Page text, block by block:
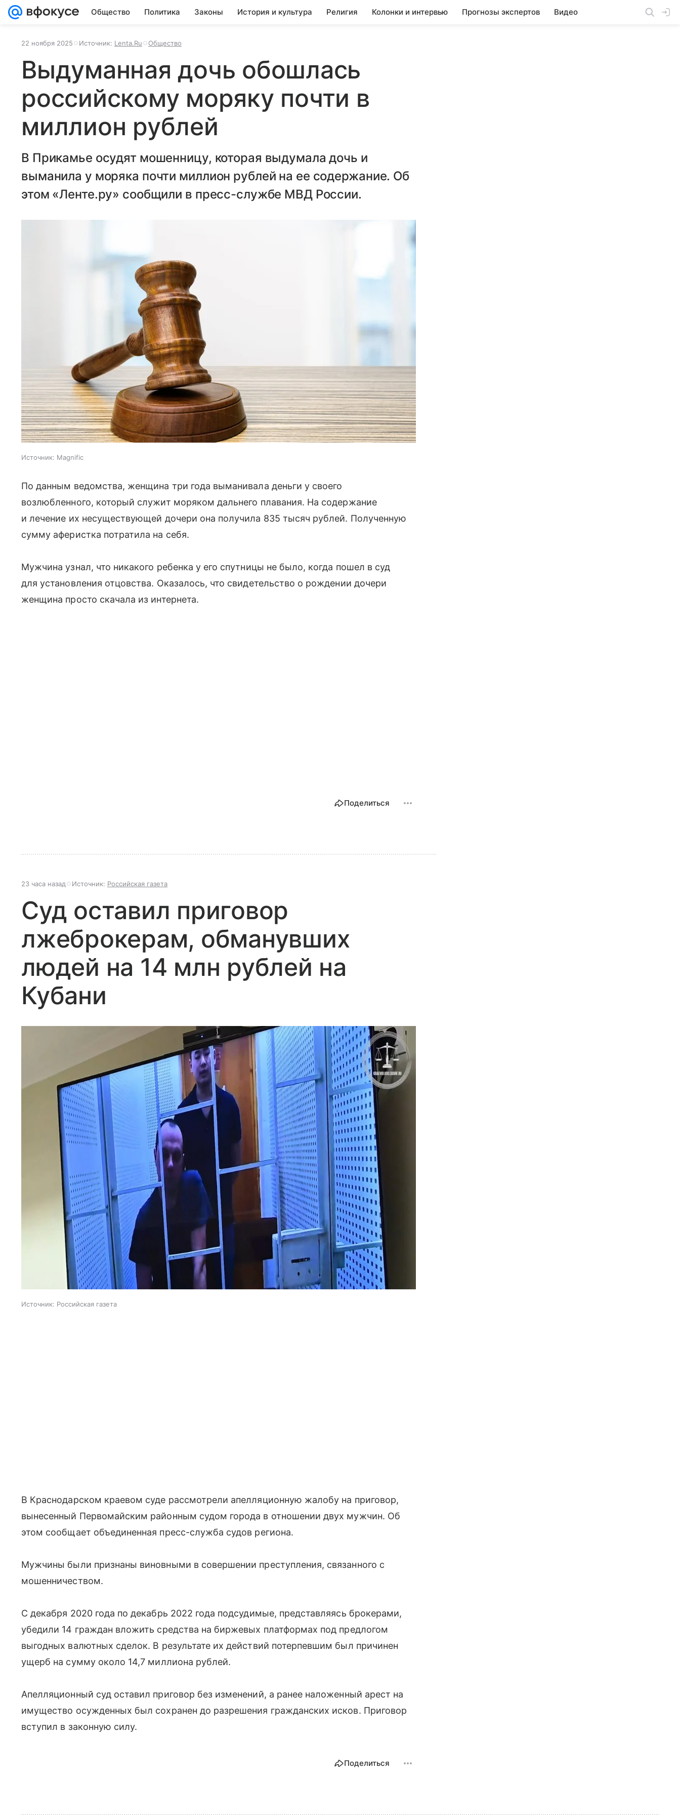
Общество Политика Законы История и культура Религия Колонки и интервью Прогнозы экспертов Видео
22 ноября 2025 Источник: Lenta.Ru Общество
Выдуманная дочь обошлась
российскому моряку почти в
миллион рублей
В Прикамье осудят мошенницу, которая выдумала дочь и
выманила у моряка почти миллион рублей на ее содержание. Об
этом «Ленте.ру» сообщили в пресс-службе МВД России.
Источник: Magnific
По данным ведомства, женщина три года выманивала деньги у своего
возлюбленного, который служит моряком дальнего плавания. На содержание
и лечение их несуществующей дочери она получила 835 тысяч рублей. Полученную
сумму аферистка потратила на себя.
Мужчина узнал, что никакого ребенка у его спутницы не было, когда пошел в суд
для установления отцовства. Оказалось, что свидетельство о рождении дочери
женщина просто скачала из интернета.
Поделиться
23 часа назад Источник: Российская газета
Суд оставил приговор
лжеброкерам, обманувших
людей на 14 млн рублей на
Кубани
Источник: Российская газета
В Краснодарском краевом суде рассмотрели апелляционную жалобу на приговор,
вынесенный Первомайским районным судом города в отношении двух мужчин. Об
этом сообщает объединенная пресс-служба судов региона.
Мужчины были признаны виновными в совершении преступления, связанного с
мошенничеством.
С декабря 2020 года по декабрь 2022 года подсудимые, представляясь брокерами,
убедили 14 граждан вложить средства на биржевых платформах под предлогом
выгодных валютных сделок. В результате их действий потерпевшим был причинен
ущерб на сумму около 14,7 миллиона рублей.
Апелляционный суд оставил приговор без изменений, а ранее наложенный арест на
имущество осужденных был сохранен до разрешения гражданских исков. Приговор
вступил в законную силу.
Поделиться